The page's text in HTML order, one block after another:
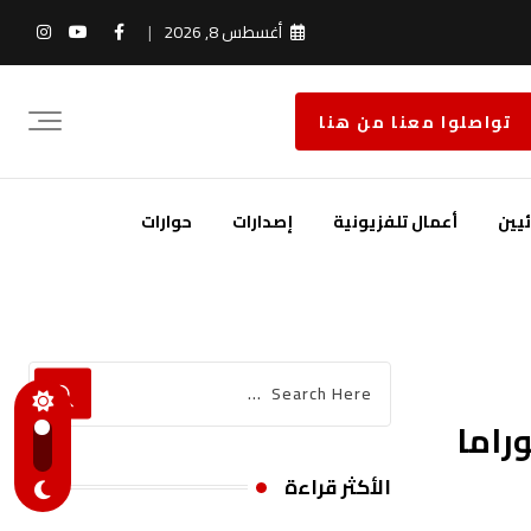
أغسطس 8, 2026
تواصلوا معنا من هنا
أعمال تلفزيونية إصدارات حوارات
الأكثر قراءة